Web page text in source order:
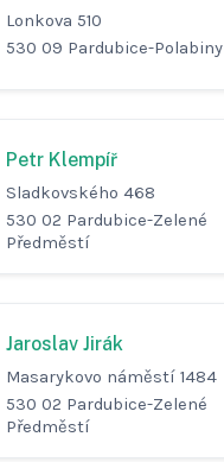
Lonkova 510
530 09 Pardubice-Polabiny
Petr Klempíř
Sladkovského 468
530 02 Pardubice-Zelené
Předměstí
Jaroslav Jirák
Masarykovo náměstí 1484
530 02 Pardubice-Zelené
Předměstí